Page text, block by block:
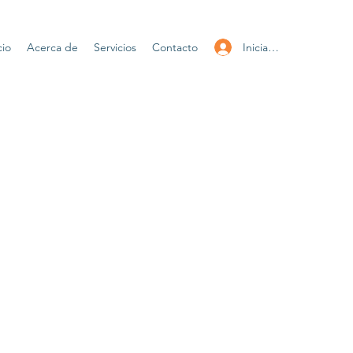
Iniciar sesión
Acerca de Servicios Contacto